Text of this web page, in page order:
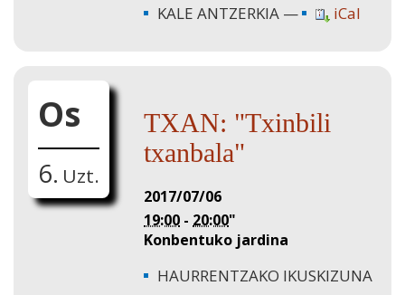
KALE ANTZERKIA iCal
Os
6. Uzt.
TXAN: "Txinbili
txanbala"
2017/07/06
19:00 - 20:00"
Konbentuko jardina
HAURRENTZAKO IKUSKIZUNA